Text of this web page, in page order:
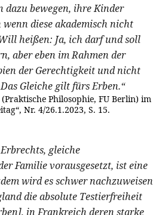
dazu bewegen, ihre Kinder
diese akademisch nicht
heißen: Ja, ich darf und soll
aber eben im Rahmen der
der Gerechtigkeit und nicht
Gleiche gilt fürs Erben.“
Philosophie, FU Berlin) im
Nr. 4/26.1.2023, S. 15.
gleiche
Familie vorausgesetzt, ist eine
wird es schwer nachzuweisen
die absolute Testierfreiheit
in Frankreich deren starke